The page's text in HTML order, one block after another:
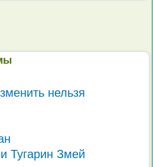
нельзя
Тугарин Змей